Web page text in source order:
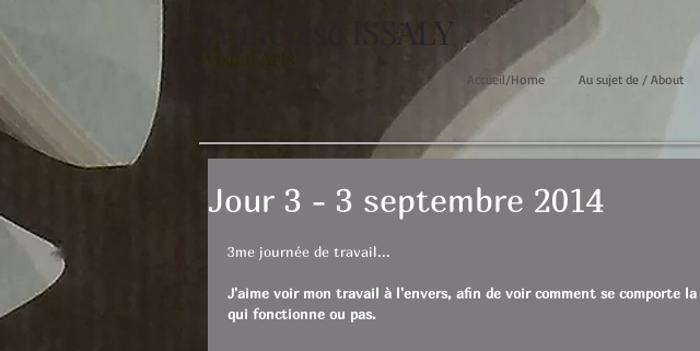
Francoise ISSALY
Visual Arts
Accueil/Home Au sujet de / About
Jour 3 - 3 septembre 2014
3me journée de travail...
J'aime voir mon travail à l'envers, afin de voir comment se comporte
qui fonctionne ou pas.